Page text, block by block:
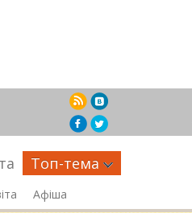
Топ-тема
Афіша